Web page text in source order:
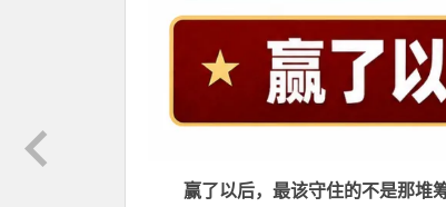
赢了以后，最该守住的不是那堆